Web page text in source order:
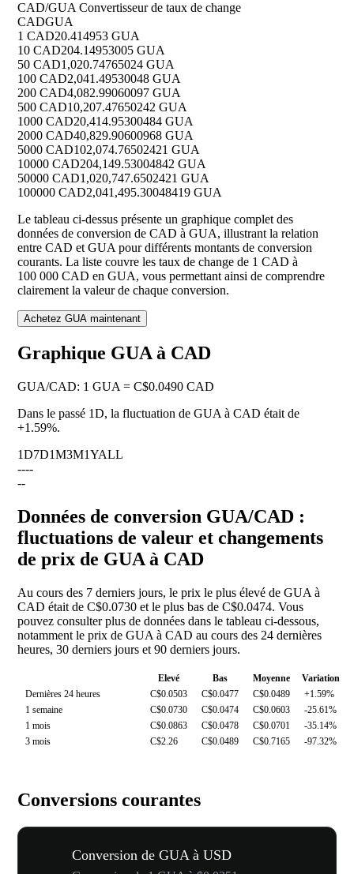
CAD/GUA Convertisseur de taux de change
CADGUA
1 CAD20.414953 GUA
10 CAD204.14953005 GUA
50 CAD1,020.74765024 GUA
100 CAD2,041.49530048 GUA
200 CAD4,082.99060097 GUA
500 CAD10,207.47650242 GUA
1000 CAD20,414.95300484 GUA
2000 CAD40,829.90600968 GUA
5000 CAD102,074.76502421 GUA
10000 CAD204,149.53004842 GUA
50000 CAD1,020,747.6502421 GUA
100000 CAD2,041,495.30048419 GUA
Le tableau ci-dessus présente un graphique complet des
données de conversion de CAD à GUA, illustrant la relation
entre CAD et GUA pour différents montants de conversion
courants. La liste couvre les taux de change de 1 CAD à
100 000 CAD en GUA, vous permettant ainsi de comprendre
clairement la valeur de chaque conversion.
Achetez GUA maintenant
Graphique GUA à CAD
GUA/CAD: 1 GUA = C$0.0490 CAD
Dans le passé 1D, la fluctuation de GUA à CAD était de
+1.59%.
1D7D1M3M1YALL
----
--
Données de conversion GUA/CAD :
fluctuations de valeur et changements
de prix de GUA à CAD
Au cours des 7 derniers jours, le prix le plus élevé de GUA à
CAD était de C$0.0730 et le plus bas de C$0.0474. Vous
pouvez consulter plus de données dans le tableau ci-dessous,
notamment le prix de GUA à CAD au cours des 24 dernières
heures, 30 derniers jours et 90 derniers jours.
Elevé Bas Moyenne
Variation
Dernières 24 heures
C$0.0503 C$0.0477 C$0.0489
+1.59%
1 semaine
C$0.0730 C$0.0474 C$0.0603
-25.61%
1 mois
C$0.0863 C$0.0478 C$0.0701
-35.14%
3 mois
C$2.26 C$0.0489 C$0.7165 -97.32%
Conversions courantes
Conversion de GUA à USD